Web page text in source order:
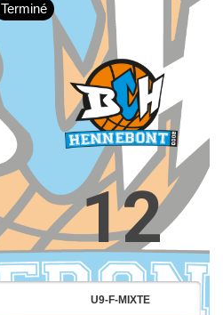
Terminé
12
U9-F-MIXTE